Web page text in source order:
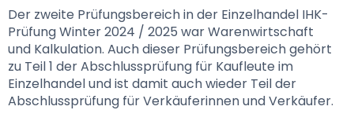
Der zweite Prüfungsbereich in der Einzelhandel IHK-
Prüfung Winter 2024 / 2025 war Warenwirtschaft
und Kalkulation. Auch dieser Prüfungsbereich gehört
zu Teil 1 der Abschlussprüfung für Kaufleute im
Einzelhandel und ist damit auch wieder Teil der
Abschlussprüfung für Verkäuferinnen und Verkäufer.